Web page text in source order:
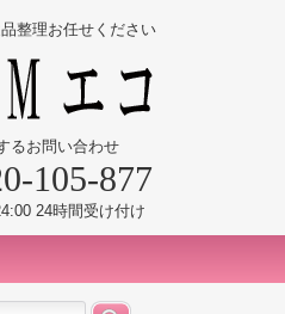
整理お任せください
るお問い合わせ
105-877
24時間受け付け